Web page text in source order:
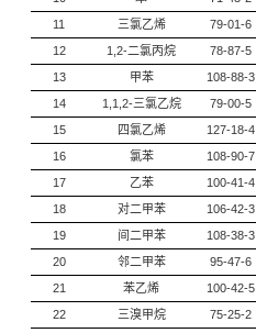
11
三氯乙烯 79-01-6
12
1,2-二氯丙烷 78-87-5
13
甲苯 108-88-3
14
1,1,2-三氯乙烷 79-00-5
15
四氯乙烯 127-18-4
16
氯苯 108-90-7
17
乙苯 100-41-4
18
对二甲苯 106-42-3
19
间二甲苯 108-38-3
20
邻二甲苯 95-47-6
21
苯乙烯 100-42-5
22
三溴甲烷 75-25-2